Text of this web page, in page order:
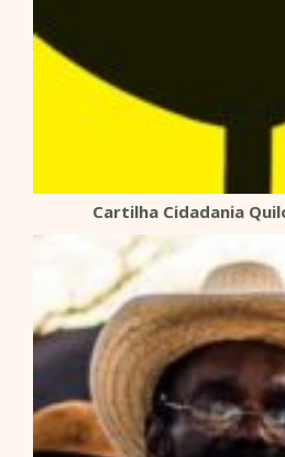
Cartilha Cidadania